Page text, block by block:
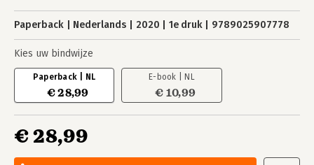
Paperback Nederlands 2020 1e druk 9789025907778
Kies uw bindwijze
Paperback | NL
€ 28,99
E-book | NL
€ 10,99
€ 28,99